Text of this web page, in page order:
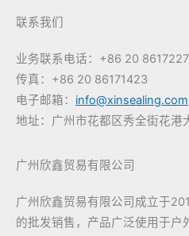
联系我们
业务联系电话：+86 20
传真：+86 20 86171423
电子邮箱： info@xinsealing.com
地址：广州市花都区秀全街花港
广州欣鑫贸易有限公司
广州欣鑫贸易有限公司成立于
的批发销售，产品广泛使用于户